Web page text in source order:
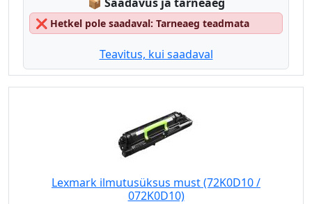
❌ Hetkel pole saadaval: Tarneaeg teadmata
Teavitus, kui saadaval
Lexmark ilmutusüksus must (72K0D10 /
072K0D10)